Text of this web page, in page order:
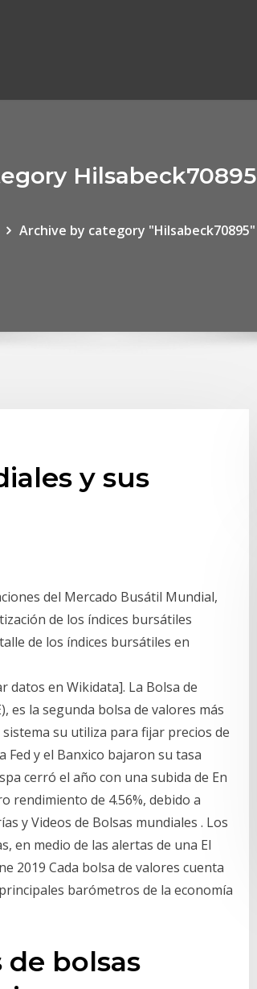
Hilsabeck70895
Archive by category "Hilsabeck70895"
y sus
del Mercado Busátil Mundial,
de los índices bursátiles
de los índices bursátiles en
datos en Wikidata]. La Bolsa de
es la segunda bolsa de valores más
su utiliza para fijar precios de
Fed y el Banxico bajaron su tasa
cerró el año con una subida de En
rendimiento de 4.56%, debido a
y Videos de Bolsas mundiales . Los
en medio de las alertas de una El
2019 Cada bolsa de valores cuenta
barómetros de la economía
de bolsas